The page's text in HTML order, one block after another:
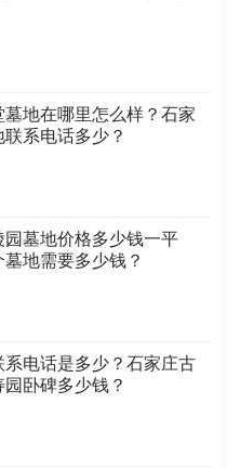
地在哪里怎么样？石家
系电话多少？
园墓地价格多少钱一平
地需要多少钱？
系电话是多少？石家庄古
卧碑多少钱？